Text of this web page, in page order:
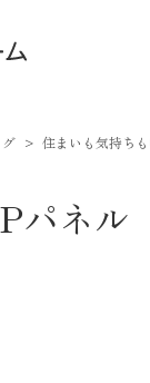
住まいも気持ち
ネル